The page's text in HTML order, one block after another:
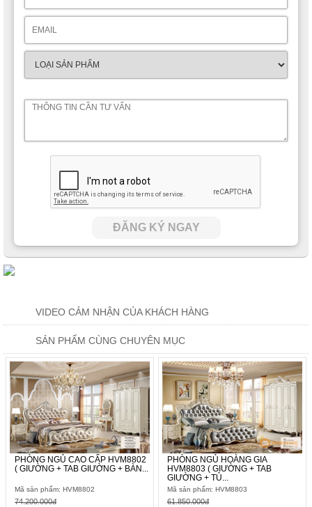
ĐĂNG KÝ NGAY
VIDEO CẢM NHẬN CỦA KHÁCH HÀNG
SẢN PHẨM CÙNG CHUYÊN MỤC
PHÒNG NGỦ CAO CẤP HVM8802
( GIƯỜNG + TAB GIƯỜNG + BÀN...
Mã sản phẩm: HVM8802
74.200.000đ
PHÒNG NGỦ HOÀNG GIA
HVM8803 ( GIƯỜNG + TAB
GIƯỜNG + TỦ...
Mã sản phẩm: HVM8803
61.850.000đ